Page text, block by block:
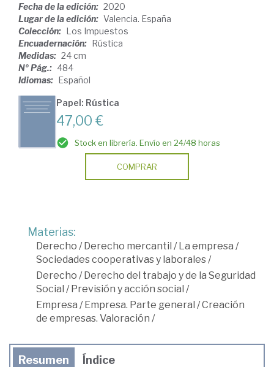
Fecha de la edición: 2020
Lugar de la edición: Valencia. España
Colección: Los Impuestos
Encuadernación: Rústica
Medidas: 24 cm
Nº Pág.: 484
Idiomas: Español
Papel: Rústica
47,00 €
Stock en librería. Envío en 24/48 horas
COMPRAR
Materias:
Derecho /Derecho mercantil /La empresa /
Sociedades cooperativas y laborales /
Derecho /Derecho del trabajo y de la Seguridad
Social /Previsión y acción social /
Empresa /Empresa. Parte general /Creación
de empresas. Valoración /
Resumen Índice